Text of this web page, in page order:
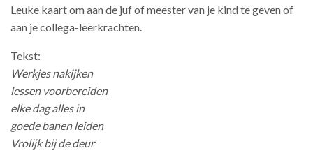
Leuke kaart om aan de juf of meester van je kind te geven of
aan je collega-leerkrachten.
Tekst:
Werkjes nakijken
lessen voorbereiden
elke dag alles in
goede banen leiden
Vrolijk bij de deur